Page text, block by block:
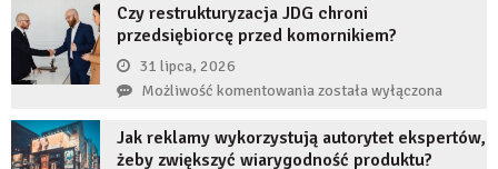
stanie,
jeśli
długi
uzupełnię
Czy restrukturyzacja JDG chroni
przedsiębiorcę przed komornikiem?
31 lipca, 2026
Możliwość komentowaniaCzy
JDG
chroni
została wyłączona
Jak reklamy wykorzystują autorytet ekspertów,
żeby zwiększyć wiarygodność produktu?